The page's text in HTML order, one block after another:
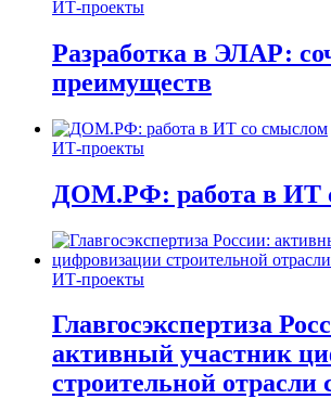
ИТ-проекты
Разработка в ЭЛАР:
преимуществ
ИТ-проекты
ДОМ.РФ: работа в ИТ
ИТ-проекты
Главгосэкспертиза
активный участник
строительной отрасли